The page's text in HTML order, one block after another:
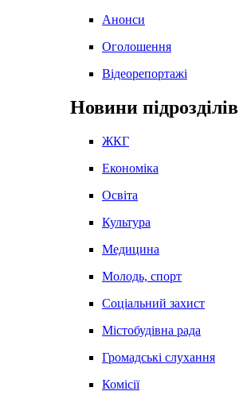
Анонси
Оголошення
Відеорепортажі
Новини підрозділів
ЖКГ
Економіка
Освіта
Культура
Медицина
Молодь, спорт
Соціальний захист
Містобудівна рада
Громадські слухання
Комісії